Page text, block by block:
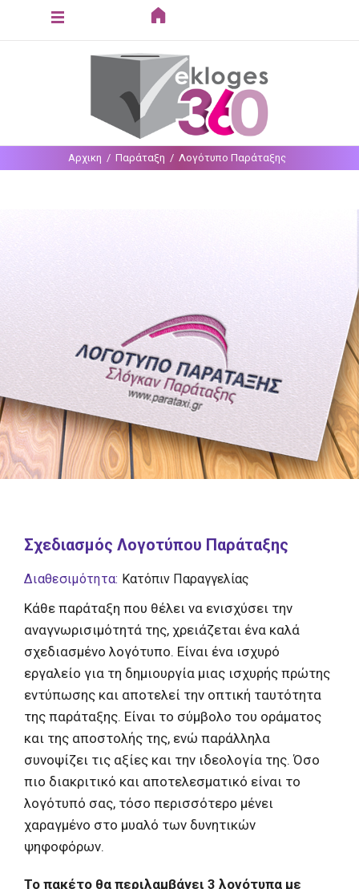
Αρχικη Παράταξη Λογότυπο Παράταξης
Σχεδιασμός Λογοτύπου Παράταξης
Διαθεσιμότητα: Κατόπιν Παραγγελίας
Kάθε παράταξη που θέλει να ενισχύσει την
αναγνωρισιμότητά της, χρειάζεται ένα καλά
σχεδιασμένο λογότυπο. Είναι ένα ισχυρό
εργαλείο για τη δημιουργία μιας ισχυρής πρώτης
εντύπωσης και αποτελεί την οπτική ταυτότητα
της παράταξης. Είναι το σύμβολο του οράματος
και της αποστολής της, ενώ παράλληλα
συνοψίζει τις αξίες και την ιδεολογία της. Όσο
πιο διακριτικό και αποτελεσματικό είναι το
λογότυπό σας, τόσο περισσότερο μένει
χαραγμένο στο μυαλό των δυνητικών
ψηφοφόρων.
Το πακέτο θα περιλαμβάνει 3 λογότυπα με